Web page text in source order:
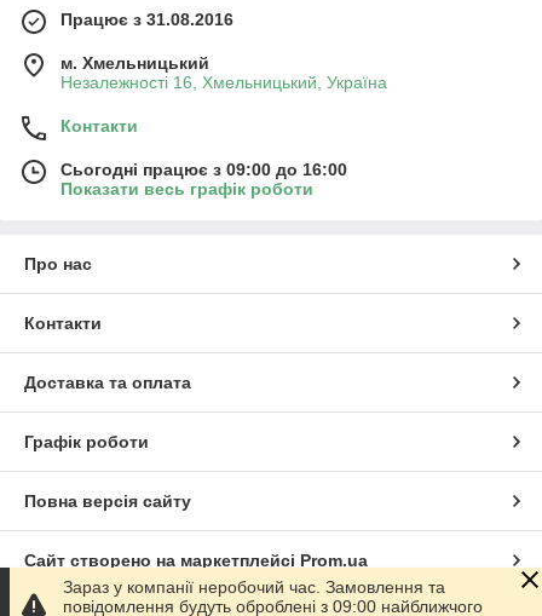
Працює з 31.08.2016
м. Хмельницький
Незалежності 16, Хмельницький, Україна
Контакти
Сьогодні працює з 09:00 до 16:00
Показати весь графік роботи
Про нас
Контакти
Доставка та оплата
Графік роботи
Повна версія сайту
Сайт створено на маркетплейсі Prom.ua
Зараз у компанії неробочий час. Замовлення та
повідомлення будуть оброблені з 09:00 найближчого